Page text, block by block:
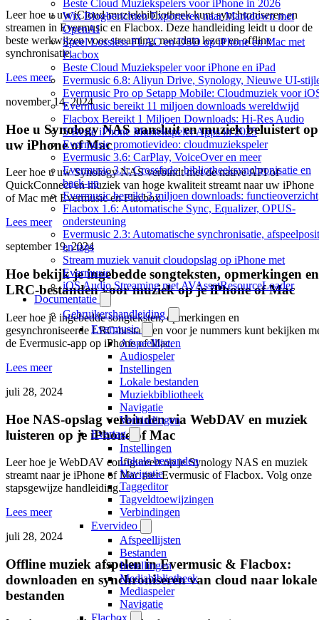
Beste Cloud Muziekspelers voor iPhone in 2026
Wix Blogberichten Exporteren naar Markdown met
OpenAI
Speel Lossless FLAC en DSD op iPhone en Mac met
Flacbox
Beste Cloud Muziekspeler voor iPhone en iPad
Evermusic 6.8: Aliyun Drive, Synology, Nieuwe UI-
Evermusic Pro op Setapp Mobile: Cloudmuziek voor
Evermusic bereikt 11 miljoen downloads wereldwijd
Flacbox Bereikt 1 Miljoen Downloads: Hi-Res Audio
5 Beste iPhone Muziekspeler Apps in 2025
Evermusic promotievideo: cloudmuziekspeler
Evermusic 3.6: CarPlay, VoiceOver en meer
Evermusic 3.1: Crossfade, bibliotheeksynchronisatie en
back-up
Evermusic bereikt 3 miljoen downloads: functieoverzicht
Flacbox 1.6: Automatische Sync, Equalizer, OPUS-
ondersteuning
Evermusic 2.3: Automatische synchronisatie,
en tags
Stream muziek vanuit cloudopslag op iPhone met
Evermusic
iOS Audio Streaming met AVAssetResourceLoader
Documentatie
Gebruikershandleiding
Evermusic
Afspeellijsten
Audiospeler
Instellingen
Lokale bestanden
Muziekbibliotheek
Navigatie
Verbindingen
Evertag
Instellingen
Lokale bestanden
Navigatie
Taggeditor
Tagveldtoewijzingen
Verbindingen
Evervideo
Afspeellijsten
Bestanden
Instellingen
Mediabibliotheek
Mediaspeler
Navigatie
Flacbox
Leer hoe u uw iCloud-muziekbibliotheek kunt synchroniseren en
streamen in Evermusic en Flacbox. Deze handleiding leidt u door de
beste werkwijzen voor streaming, metadata lezen en offline
synchronisatie.
Lees meer
november 14, 2024
Hoe u Synology NAS aansluit en muziek beluistert op
uw iPhone of Mac
Leer hoe u uw Synology NAS verbindt met de native API of
QuickConnect en muziek van hoge kwaliteit streamt naar uw iPhone
of Mac met Evermusic en Flacbox.
Lees meer
september 19, 2024
Hoe bekijk je ingebedde songteksten, opmerkingen en
LRC-bestanden voor muziek op je iPhone of Mac
Leer hoe je ingebedde songteksten, opmerkingen en
gesynchroniseerde LRC-bestanden voor je nummers kunt bekijken
de Evermusic-app op iPhone of Mac.
Lees meer
juli 28, 2024
Hoe NAS-opslag verbinden via WebDAV en muziek
luisteren op je iPhone of Mac
Leer hoe je WebDAV configureert op je Synology NAS en muziek
streamt naar je iPhone of Mac met Evermusic of Flacbox. Volg onze
stapsgewijze handleiding.
Lees meer
juli 28, 2024
Offline muziek afspelen in Evermusic & Flacbox:
downloaden en synchroniseren van cloud naar lokale
bestanden